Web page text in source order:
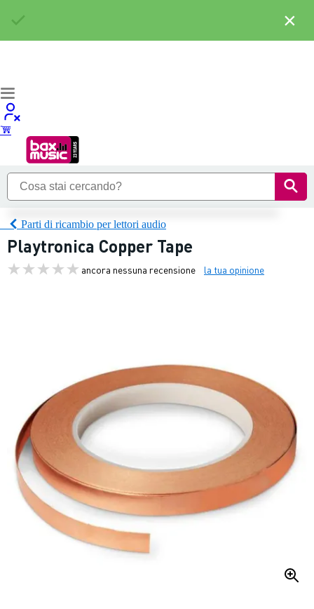
Parti di ricambio per lettori audio
Playtronica Copper Tape
ancora nessuna recensione la tua opinione
×